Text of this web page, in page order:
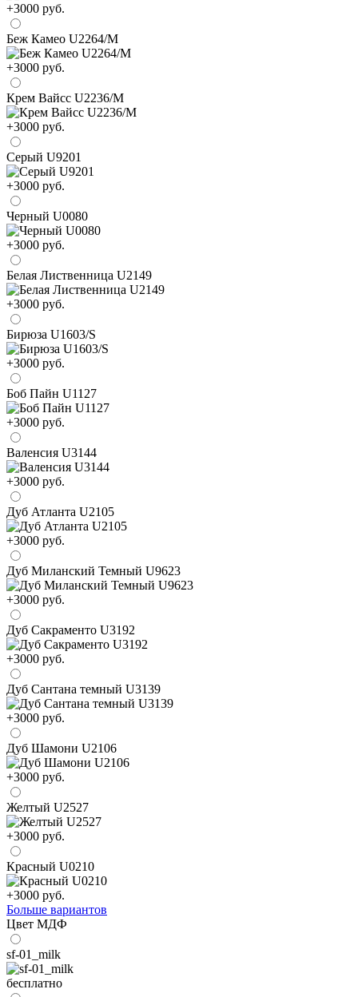
+3000 руб.
Беж Камео U2264/М
+3000 руб.
Крем Вайсс U2236/М
+3000 руб.
Серый U9201
+3000 руб.
Черный U0080
+3000 руб.
Белая Лиственница U2149
+3000 руб.
Бирюза U1603/S
+3000 руб.
Боб Пайн U1127
+3000 руб.
Валенсия U3144
+3000 руб.
Дуб Атланта U2105
+3000 руб.
Дуб Миланский Темный U9623
+3000 руб.
Дуб Сакраменто U3192
+3000 руб.
Дуб Сантана темный U3139
+3000 руб.
Дуб Шамони U2106
+3000 руб.
Желтый U2527
+3000 руб.
Красный U0210
+3000 руб.
Больше вариантов
Цвет МДФ
sf-01_milk
бесплатно